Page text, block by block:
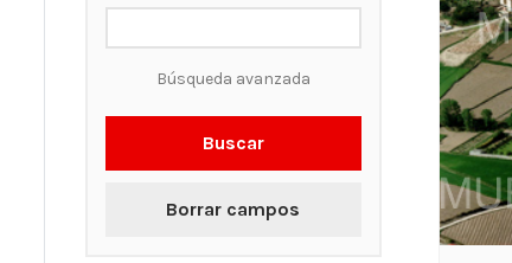
Búsqueda avanzada
Buscar
Borrar campos